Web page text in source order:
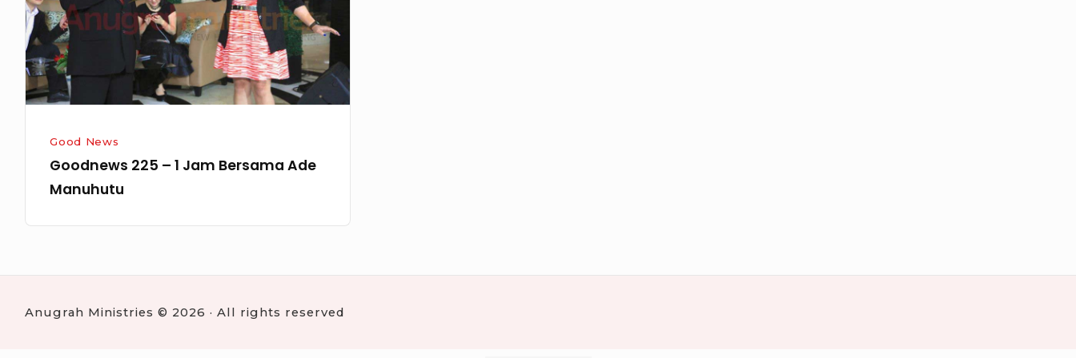
Bersama
Ade
Manuhutu
Good News
Goodnews 225 – 1 Jam Bersama Ade
Manuhutu
Anugrah Ministries © 2026 · All rights reserved